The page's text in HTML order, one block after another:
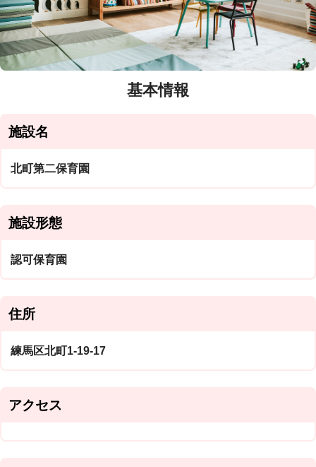
基本情報
施設名
北町第二保育園
施設形態
認可保育園
住所
練馬区北町1-19-17
アクセス